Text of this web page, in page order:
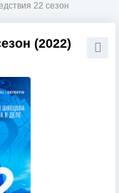
22 сезон
(2022)